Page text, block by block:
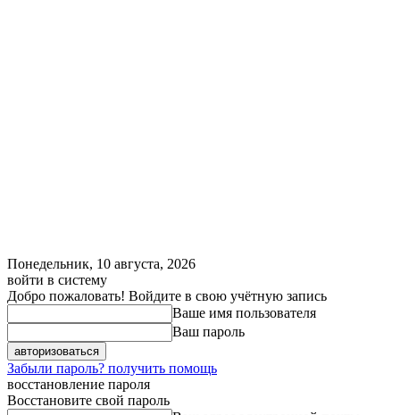
Понедельник, 10 августа, 2026
войти в систему
Добро пожаловать! Войдите в свою учётную запись
Ваше имя пользователя
Ваш пароль
Забыли пароль? получить помощь
восстановление пароля
Восстановите свой пароль